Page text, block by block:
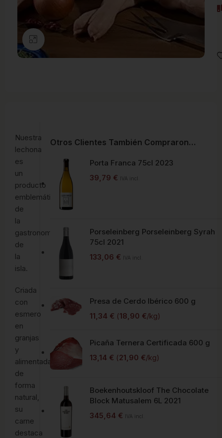
Clic para ampliar
Nuestra
lechona
es
un
producto
emblemático
de
la
gastronomía
de
la
isla.
Criada
con
esmero
en
granjas
y
alimentada
de
forma
natural,
su
carne
destaca
Otros Clientes También Compraron…
Porta Franca 75cl 2023
39,79 € IVA incl.
Porseleinberg Porseleinberg Syrah
75cl 2021
133,06 € IVA incl.
Presa de Cerdo Ibérico 600 g
11,34 € (18,90 €/kg)
Picaña Ternera Certificada 600 g
13,14 € (21,90 €/kg)
Boekenhoutskloof The Chocolate
Block Matusalem 6L 2021
345,64 € IVA incl.